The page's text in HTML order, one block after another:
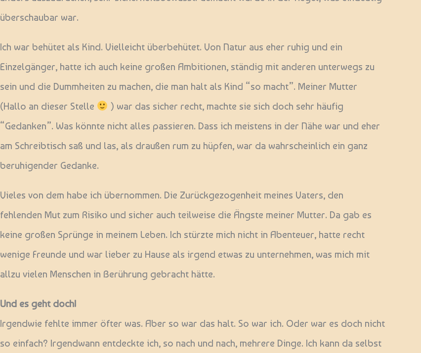
überschaubar war.
Ich war behütet als Kind. Vielleicht überbehütet. Von Natur aus eher ruhig und ein
Einzelgänger, hatte ich auch keine großen Ambitionen, ständig mit anderen unterwegs zu
sein und die Dummheiten zu machen, die man halt als Kind “so macht”. Meiner Mutter
(Hallo an dieser Stelle
) war das sicher recht, machte sie sich doch sehr häufig
“Gedanken”. Was könnte nicht alles passieren. Dass ich meistens in der Nähe war und eher
am Schreibtisch saß und las, als draußen rum zu hüpfen, war da wahrscheinlich ein ganz
beruhigender Gedanke.
Vieles von dem habe ich übernommen. Die Zurückgezogenheit meines Vaters, den
fehlenden Mut zum Risiko und sicher auch teilweise die Ängste meiner Mutter. Da gab es
keine großen Sprünge in meinem Leben. Ich stürzte mich nicht in Abenteuer, hatte recht
wenige Freunde und war lieber zu Hause als irgend etwas zu unternehmen, was mich mit
allzu vielen Menschen in Berührung gebracht hätte.
Und es geht doch!
Irgendwie fehlte immer öfter was. Aber so war das halt. So war ich. Oder war es doch nicht
so einfach? Irgendwann entdeckte ich, so nach und nach, mehrere Dinge. Ich kann da selbst